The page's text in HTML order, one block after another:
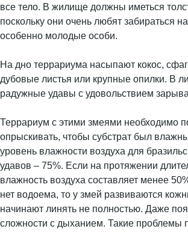
все тело. В жилище должны иметься
поскольку они очень любят забираться
особенно молодые особи.
На дно террариума насыпают кокос,
дубовые листья или крупные опилки. В
радужные удавы с удовольствием
Террариум с этими змеями необходимо
опрыскивать, чтобы субстрат был
уровень влажности воздуха для
удавов – 75%. Если на протяжении
влажность воздуха составляет менее
нет водоема, то у змей развиваются
начинают линять не полностью. Даже
сложности с дыханием. Такие проблемы